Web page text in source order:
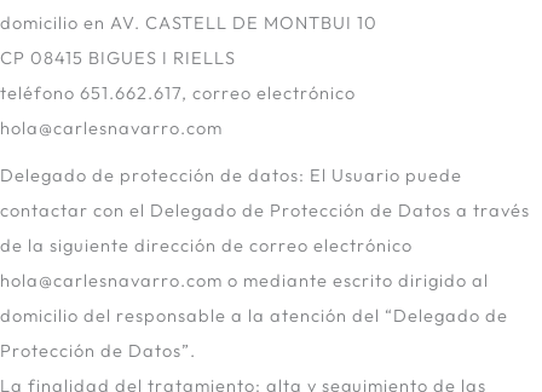
domicilio en AV. CASTELL DE MONTBUI 10
CP 08415 BIGUES I RIELLS
teléfono 651.662.617, correo electrónico
hola@carlesnavarro.com
Delegado de protección de datos: El Usuario puede
contactar con el Delegado de Protección de Datos a través
de la siguiente dirección de correo electrónico
hola@carlesnavarro.com o mediante escrito dirigido al
domicilio del responsable a la atención del “Delegado de
Protección de Datos”.
La finalidad del tratamiento: alta y seguimiento de las